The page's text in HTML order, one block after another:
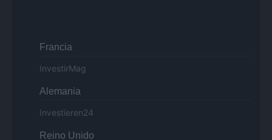
Francia
InvestirMag
Alemania
Investieren24
Reino Unido